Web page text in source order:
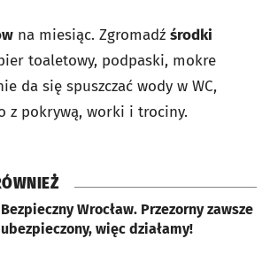
na miesiąc. Zgromadź środki
toaletowy, podpaski, mokre
da się spuszczać wody w WC,
z pokrywą, worki i trociny.
Bezpieczny Wrocław. Przezorny zawsze
ubezpieczony, więc działamy!